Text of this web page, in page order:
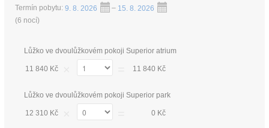
Termín pobytu: 9. 8. 2026 – 15. 8. 2026
(6 nocí)
Lůžko ve dvoulůžkovém pokoji Superior atrium
11 840 Kč 11 840 Kč
Lůžko ve dvoulůžkovém pokoji Superior park
12 310 Kč 0 Kč